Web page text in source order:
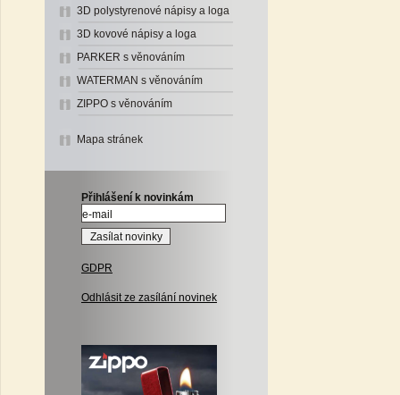
3D polystyrenové nápisy a loga
3D kovové nápisy a loga
PARKER s věnováním
WATERMAN s věnováním
ZIPPO s věnováním
Mapa stránek
Přihlášení k novinkám
GDPR
Odhlásit ze zasílání novinek